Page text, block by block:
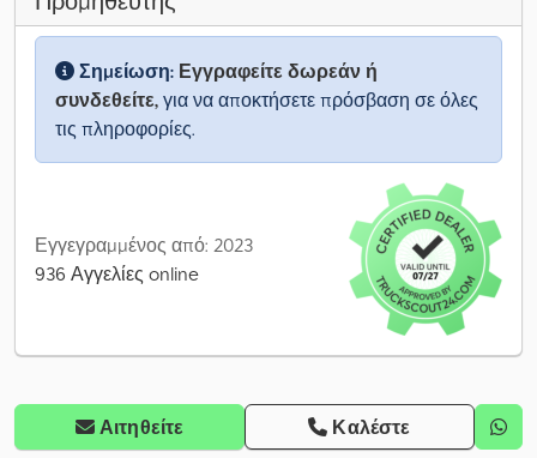
Σημείωση: Εγγραφείτε δωρεάν ή
συνδεθείτε, για να αποκτήσετε πρόσβαση σε όλες
τις πληροφορίες.
Εγγεγραμμένος από: 2023
936 Αγγελίες online
Αιτηθείτε Καλέστε